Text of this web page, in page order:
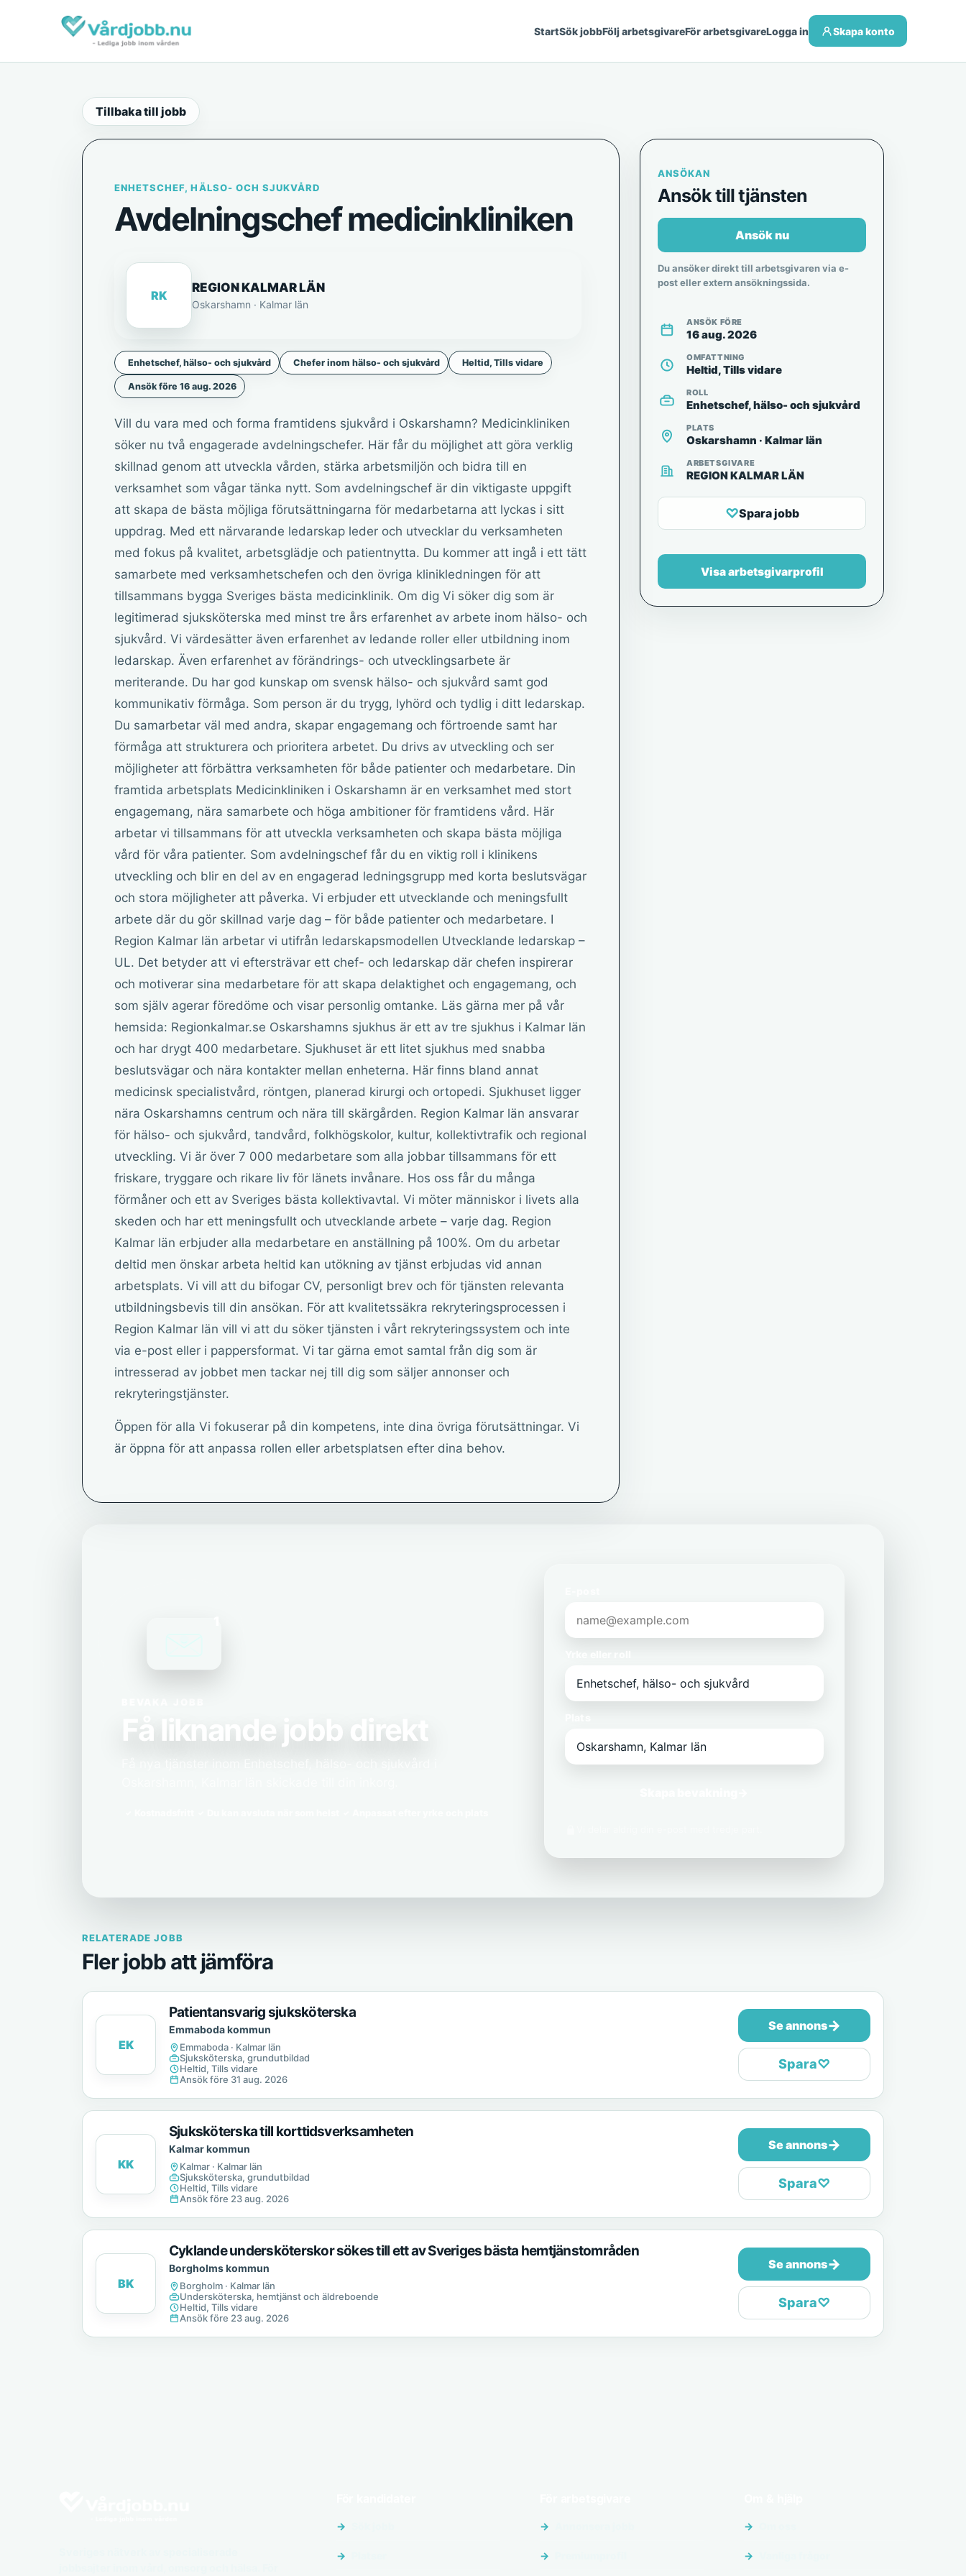
StartSök jobbFölj arbetsgivareFör arbetsgivareLogga in Skapa konto
Tillbaka till jobb
ENHETSCHEF, HÄLSO- OCH SJUKVÅRD
Avdelningschef medicinkliniken
RK
REGION KALMAR LÄN
Oskarshamn · Kalmar län
Enhetschef, hälso- och sjukvård Chefer inom hälso- och sjukvård Heltid, Tills vidare
Ansök före 16 aug. 2026
Vill du vara med och forma framtidens sjukvård i Oskarshamn? Medicinkliniken
söker nu två engagerade avdelningschefer. Här får du möjlighet att göra verklig
skillnad genom att utveckla vården, stärka arbetsmiljön och bidra till en
verksamhet som vågar tänka nytt. Som avdelningschef är din viktigaste uppgift
att skapa de bästa möjliga förutsättningarna för medarbetarna att lyckas i sitt
uppdrag. Med ett närvarande ledarskap leder och utvecklar du verksamheten
med fokus på kvalitet, arbetsglädje och patientnytta. Du kommer att ingå i ett tätt
samarbete med verksamhetschefen och den övriga klinikledningen för att
tillsammans bygga Sveriges bästa medicinklinik. Om dig Vi söker dig som är
legitimerad sjuksköterska med minst tre års erfarenhet av arbete inom hälso- och
sjukvård. Vi värdesätter även erfarenhet av ledande roller eller utbildning inom
ledarskap. Även erfarenhet av förändrings- och utvecklingsarbete är
meriterande. Du har god kunskap om svensk hälso- och sjukvård samt god
kommunikativ förmåga. Som person är du trygg, lyhörd och tydlig i ditt ledarskap.
Du samarbetar väl med andra, skapar engagemang och förtroende samt har
förmåga att strukturera och prioritera arbetet. Du drivs av utveckling och ser
möjligheter att förbättra verksamheten för både patienter och medarbetare. Din
framtida arbetsplats Medicinkliniken i Oskarshamn är en verksamhet med stort
engagemang, nära samarbete och höga ambitioner för framtidens vård. Här
arbetar vi tillsammans för att utveckla verksamheten och skapa bästa möjliga
vård för våra patienter. Som avdelningschef får du en viktig roll i klinikens
utveckling och blir en del av en engagerad ledningsgrupp med korta beslutsvägar
och stora möjligheter att påverka. Vi erbjuder ett utvecklande och meningsfullt
arbete där du gör skillnad varje dag – för både patienter och medarbetare. I
Region Kalmar län arbetar vi utifrån ledarskapsmodellen Utvecklande ledarskap –
UL. Det betyder att vi eftersträvar ett chef- och ledarskap där chefen inspirerar
och motiverar sina medarbetare för att skapa delaktighet och engagemang, och
som själv agerar föredöme och visar personlig omtanke. Läs gärna mer på vår
hemsida: Regionkalmar.se Oskarshamns sjukhus är ett av tre sjukhus i Kalmar län
och har drygt 400 medarbetare. Sjukhuset är ett litet sjukhus med snabba
beslutsvägar och nära kontakter mellan enheterna. Här finns bland annat
medicinsk specialistvård, röntgen, planerad kirurgi och ortopedi. Sjukhuset ligger
nära Oskarshamns centrum och nära till skärgården. Region Kalmar län ansvarar
för hälso- och sjukvård, tandvård, folkhögskolor, kultur, kollektivtrafik och regional
utveckling. Vi är över 7 000 medarbetare som alla jobbar tillsammans för ett
friskare, tryggare och rikare liv för länets invånare. Hos oss får du många
förmåner och ett av Sveriges bästa kollektivavtal. Vi möter människor i livets alla
skeden och har ett meningsfullt och utvecklande arbete – varje dag. Region
Kalmar län erbjuder alla medarbetare en anställning på 100%. Om du arbetar
deltid men önskar arbeta heltid kan utökning av tjänst erbjudas vid annan
arbetsplats. Vi vill att du bifogar CV, personligt brev och för tjänsten relevanta
utbildningsbevis till din ansökan. För att kvalitetssäkra rekryteringsprocessen i
Region Kalmar län vill vi att du söker tjänsten i vårt rekryteringssystem och inte
via e-post eller i pappersformat. Vi tar gärna emot samtal från dig som är
intresserad av jobbet men tackar nej till dig som säljer annonser och
rekryteringstjänster.
Öppen för alla Vi fokuserar på din kompetens, inte dina övriga förutsättningar. Vi
är öppna för att anpassa rollen eller arbetsplatsen efter dina behov.
ANSÖKAN
Ansök till tjänsten
Ansök nu
Du ansöker direkt till arbetsgivaren via e-
post eller extern ansökningssida.
ANSÖK FÖRE
16 aug. 2026
OMFATTNING
Heltid, Tills vidare
ROLL
Enhetschef, hälso- och sjukvård
PLATS
Oskarshamn · Kalmar län
ARBETSGIVARE
REGION KALMAR LÄN
♡Spara jobb
Visa arbetsgivarprofil
Få liknande jobb direkt
RELATERADE JOBB
Fler jobb att jämföra
EK
Patientansvarig sjuksköterska
Emmaboda kommun
Emmaboda · Kalmar län
Sjuksköterska, grundutbildad
Heltid, Tills vidare
Ansök före 31 aug. 2026
Se annons→
Spara♡
KK
Sjuksköterska till korttidsverksamheten
Kalmar kommun
Kalmar · Kalmar län
Sjuksköterska, grundutbildad
Heltid, Tills vidare
Ansök före 23 aug. 2026
Se annons→
Spara♡
BK
Cyklande undersköterskor sökes till ett av Sveriges bästa hemtjänstområden
Borgholms kommun
Borgholm · Kalmar län
Undersköterska, hemtjänst och äldreboende
Heltid, Tills vidare
Ansök före 23 aug. 2026
Se annons→
Spara♡